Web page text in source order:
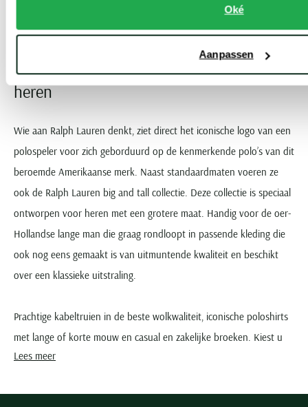
Oké
Aanpassen
Vorige
Current Page
1
Page
2
...
Page
7 Volgende
Ralph Lauren big and tall collectie voor
heren
Wie aan Ralph Lauren denkt, ziet direct het iconische logo van een
polospeler voor zich geborduurd op de kenmerkende polo’s van dit
beroemde Amerikaanse merk. Naast standaardmaten voeren ze
ook de Ralph Lauren big and tall collectie. Deze collectie is speciaal
ontworpen voor heren met een grotere maat. Handig voor de oer-
Hollandse lange man die graag rondloopt in passende kleding die
ook nog eens gemaakt is van uitmuntende kwaliteit en beschikt
over een klassieke uitstraling.
Prachtige kabeltruien in de beste wolkwaliteit, iconische poloshirts
met lange of korte mouw en casual en zakelijke broeken. Kiest u
voor de Polo Ralph Lauren big & tall collectie dan heeft u keuze uit
Lees meer